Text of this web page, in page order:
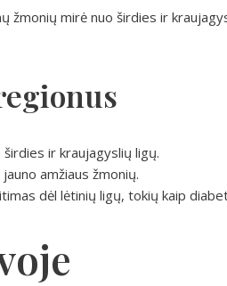
žmonių mirė nuo širdies ir
ir kraujagyslių ligų.
amžiaus žmonių.
dėl lėtinių ligų, tokių kaip